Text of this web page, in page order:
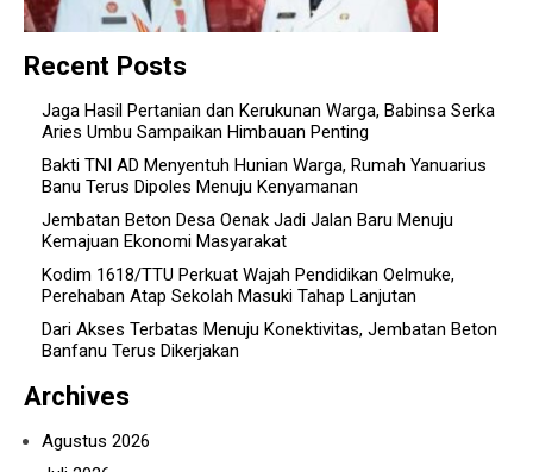
Recent Posts
Jaga Hasil Pertanian dan Kerukunan Warga, Babinsa Serka
Aries Umbu Sampaikan Himbauan Penting
Bakti TNI AD Menyentuh Hunian Warga, Rumah Yanuarius
Banu Terus Dipoles Menuju Kenyamanan
Jembatan Beton Desa Oenak Jadi Jalan Baru Menuju
Kemajuan Ekonomi Masyarakat
Kodim 1618/TTU Perkuat Wajah Pendidikan Oelmuke,
Perehaban Atap Sekolah Masuki Tahap Lanjutan
Dari Akses Terbatas Menuju Konektivitas, Jembatan Beton
Banfanu Terus Dikerjakan
Archives
Agustus 2026